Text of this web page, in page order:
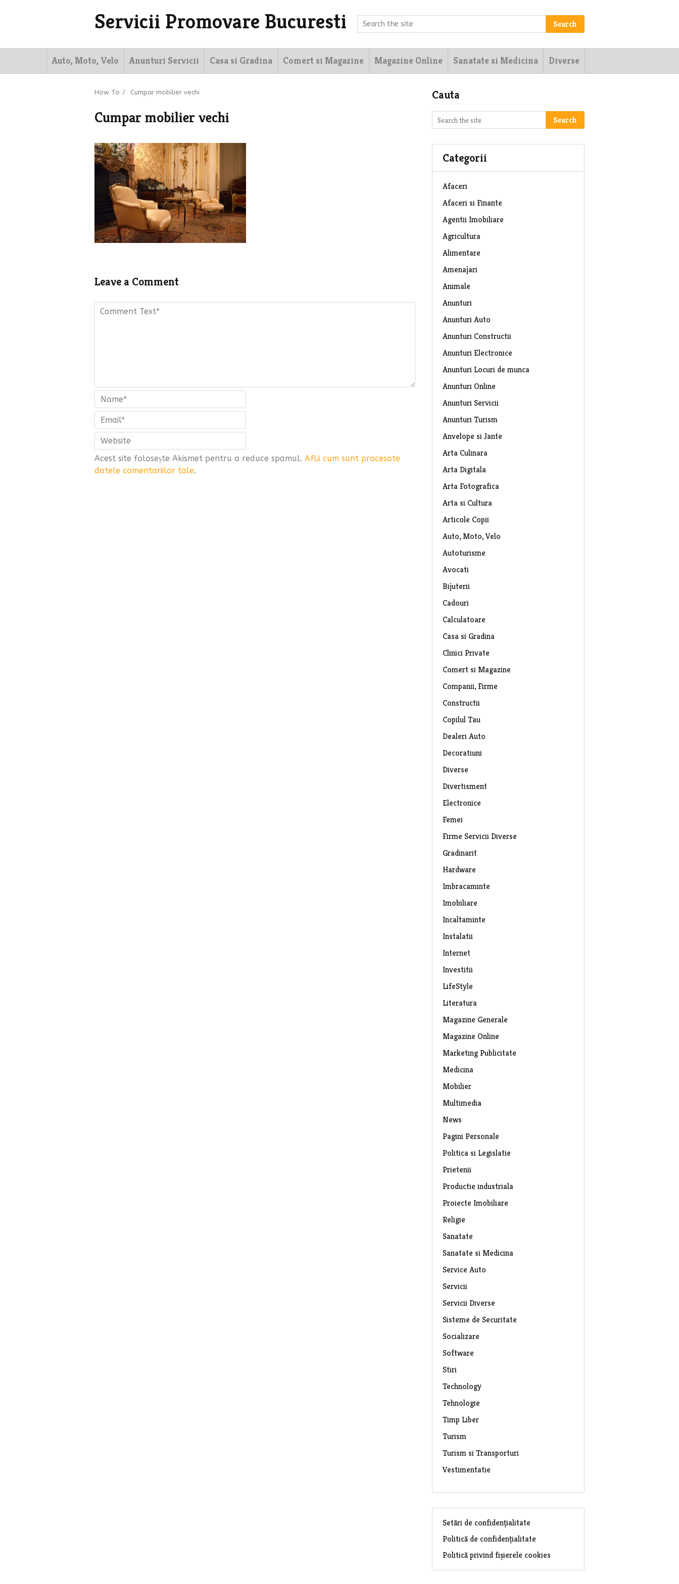
Servicii Promovare Bucuresti Search
Auto, Moto, Velo Anunturi Servicii Casa si Gradina Comert si Magazine Magazine Online Sanatate si Medicina Diverse
How To / Cumpar mobilier vechi
Cumpar mobilier vechi
Leave a Comment
Acest site folosește Akismet pentru a reduce spamul. Află cum sunt procesate
datele comentariilor tale.
Cauta
Search
Categorii
Afaceri
Afaceri si Finante
Agentii Imobiliare
Agricultura
Alimentare
Amenajari
Animale
Anunturi
Anunturi Auto
Anunturi Constructii
Anunturi Electronice
Anunturi Locuri de munca
Anunturi Online
Anunturi Servicii
Anunturi Turism
Anvelope si Jante
Arta Culinara
Arta Digitala
Arta Fotografica
Arta si Cultura
Articole Copii
Auto, Moto, Velo
Autoturisme
Avocati
Bijuterii
Cadouri
Calculatoare
Casa si Gradina
Clinici Private
Comert si Magazine
Companii, Firme
Constructii
Copilul Tau
Dealeri Auto
Decoratiuni
Diverse
Divertisment
Electronice
Femei
Firme Servicii Diverse
Gradinarit
Hardware
Imbracaminte
Imobiliare
Incaltaminte
Instalatii
Internet
Investitii
LifeStyle
Literatura
Magazine Generale
Magazine Online
Marketing Publicitate
Medicina
Mobilier
Multimedia
News
Pagini Personale
Politica si Legislatie
Prietenii
Productie industriala
Proiecte Imobiliare
Religie
Sanatate
Sanatate si Medicina
Service Auto
Servicii
Servicii Diverse
Sisteme de Securitate
Socializare
Software
Stiri
Technology
Tehnologie
Timp Liber
Turism
Turism si Transporturi
Vestimentatie
Setări de confidențialitate
Politică de confidențialitate
Politică privind fișierele cookies